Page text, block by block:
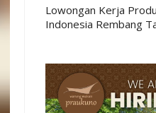
Lowongan Kerja
Indonesia Rembang